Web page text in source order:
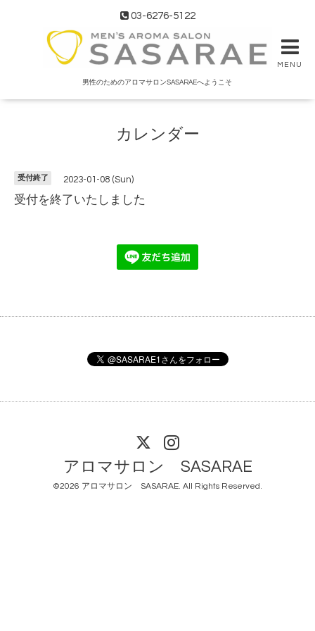
03-6276-5122
MENU
男性のためのアロマサロンSASARAEへようこそ
カレンダー
受付終了 2023-01-08 (Sun)
受付を終了いたしました
アロマサロン SASARAE
©2026 アロマサロン SASARAE. All Rights Reserved.